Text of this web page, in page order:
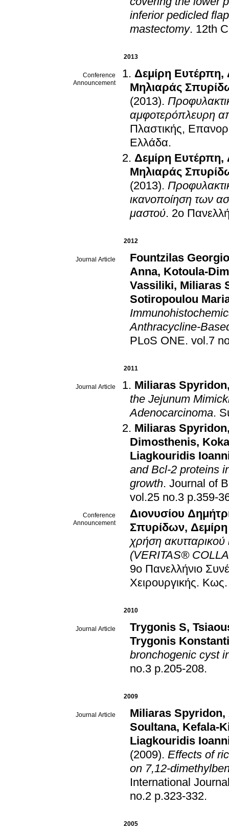
inferior pedicled
mastectomy. 12th
2013
Conference
Announcement
Δεμίρη Ευτέρπη,
Μηλιαράς
(2013).
αμφοτερόπλευρη
Πλαστικής,
Ελλάδα.
Δεμίρη Ευτέρπη,
Μηλιαράς
(2013).
ικανοποίηση των
μαστού. 2ο
2012
Journal Article
Fountzilas
Anna, Kotoula-
Vassiliki, Miliaras
Sotiropoulou
Anthracycline-
PLoS ONE.
2011
Journal Article Miliaras Spyridon
the Jejunum
Adenocarcinoma.
Miliaras Spyridon
Dimosthenis,
Liagkouridis
and Bcl-2 proteins
growth. Journal of
vol.25 no.3
Conference
Announcement
Διονυσίου
Σπυρίδων,
χρήση
(VERITAS®
9ο Πανελλήνιο
Χειρουργικής. Κως.
2010
Journal Article Trygonis S,
Trygonis
bronchogenic cyst
no.3 p.205-208.
2009
Journal Article Miliaras Spyridon,
Soultana, Kefala-
Liagkouridis
(2009). Effects of
on 7,12-
International
no.2 p.323-332.
2005